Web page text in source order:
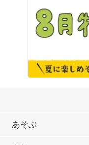
あそぶ